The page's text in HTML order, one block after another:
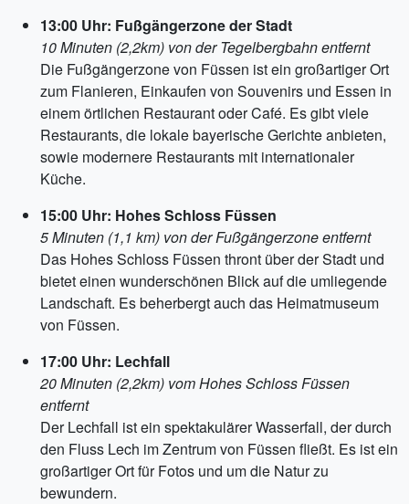
13:00 Uhr: Fußgängerzone der Stadt
10 Minuten (2,2km) von der Tegelbergbahn entfernt
Die Fußgängerzone von Füssen ist ein großartiger Ort
zum Flanieren, Einkaufen von Souvenirs und Essen in
einem örtlichen Restaurant oder Café. Es gibt viele
Restaurants, die lokale bayerische Gerichte anbieten,
sowie modernere Restaurants mit internationaler
Küche.
15:00 Uhr: Hohes Schloss Füssen
5 Minuten (1,1 km) von der Fußgängerzone entfernt
Das Hohes Schloss Füssen thront über der Stadt und
bietet einen wunderschönen Blick auf die umliegende
Landschaft. Es beherbergt auch das Heimatmuseum
von Füssen.
17:00 Uhr: Lechfall
20 Minuten (2,2km) vom Hohes Schloss Füssen
entfernt
Der Lechfall ist ein spektakulärer Wasserfall, der durch
den Fluss Lech im Zentrum von Füssen fließt. Es ist ein
großartiger Ort für Fotos und um die Natur zu
bewundern.